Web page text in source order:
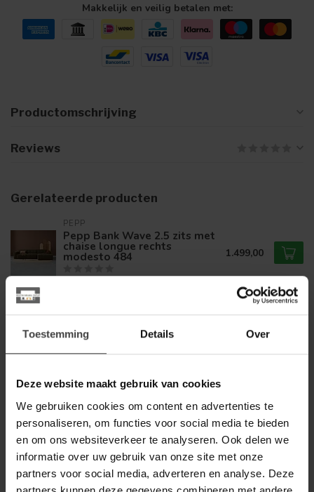
Toestemming Details Over
Deze website maakt gebruik van cookies
We gebruiken cookies om content en advertenties te
personaliseren, om functies voor social media te bieden
en om ons websiteverkeer te analyseren. Ook delen we
informatie over uw gebruik van onze site met onze
partners voor social media, adverteren en analyse. Deze
Makkelijk en veilig betalen met:
Productomschrijving
Reviews
Gerelateerde producten
PEPP
Pepp Bank Wave 2.5 zits met
chaise longue rechts
modesto 484 1.499,00
Pepp Showroommodel Bank
Bean banaanvormig
1.319,00
999,00
PEPP
Pepp Bank Wave 2.5 zits met
chaise longue links modesto
484
Op voorraad
1.499,00